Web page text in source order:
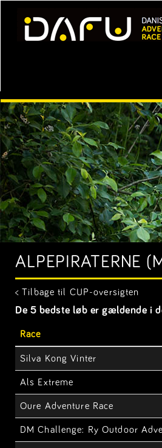
ALPEPIRATERNE
< Tilbage til CUP-oversigten
De 5 bedste løb er gældende i
Race
Silva Kong Vinter
Als Extreme
Oure Adventure Race
DM Challenge: Ry Outdoor